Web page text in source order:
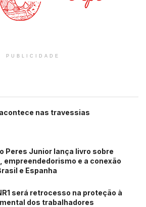
PUBLICIDADE
nas travessias
Peres Junior lança livro sobre
empreendedorismo e a conexão
e Espanha
será retrocesso na proteção à
dos trabalhadores